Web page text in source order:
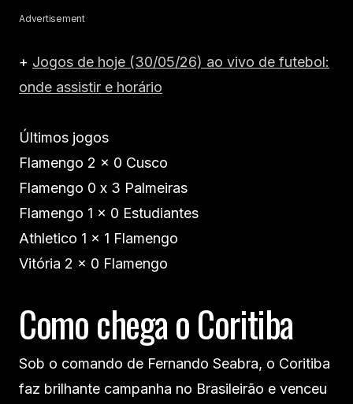
Advertisement
+ Jogos de hoje (30/05/26) ao vivo de futebol:
onde assistir e horário
Últimos jogos
Flamengo 2 x 0 Cusco
Flamengo 0 x 3 Palmeiras
Flamengo 1 x 0 Estudiantes
Athletico 1 x 1 Flamengo
Vitória 2 x 0 Flamengo
Como chega o Coritiba
Sob o comando de Fernando Seabra, o Coritiba
faz brilhante campanha no Brasileirão e venceu